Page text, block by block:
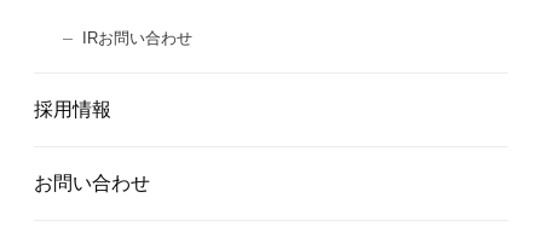
IRお問い合わせ
採用情報
お問い合わせ